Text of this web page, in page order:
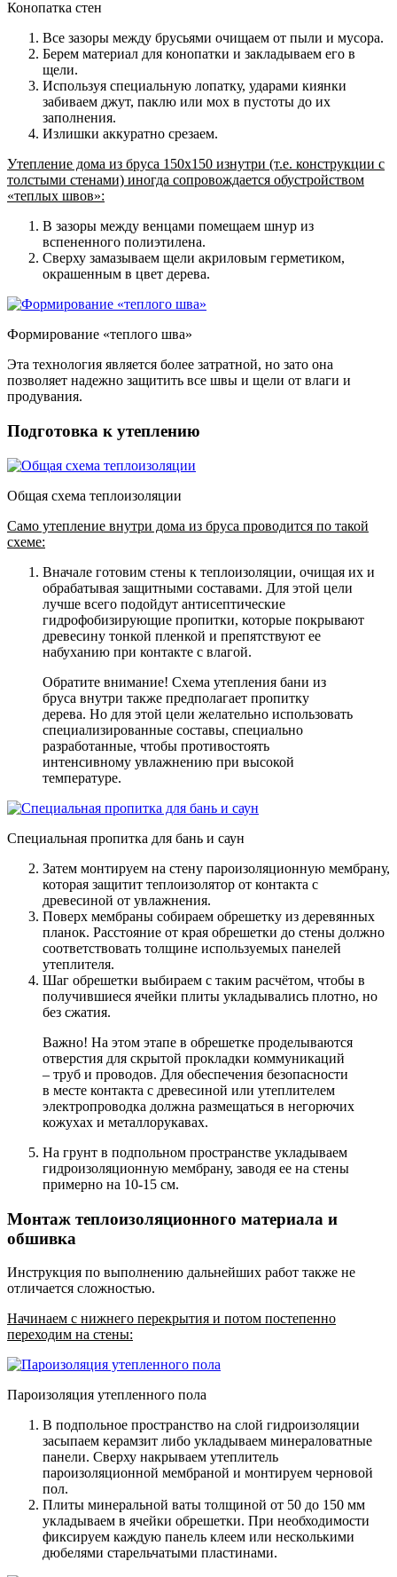
Конопатка стен
Все зазоры между брусьями очищаем от пыли и мусора.
Берем материал для конопатки и закладываем его в
щели.
Используя специальную лопатку, ударами киянки
забиваем джут, паклю или мох в пустоты до их
заполнения.
Излишки аккуратно срезаем.
Утепление дома из бруса 150х150 изнутри (т.е. конструкции с
толстыми стенами) иногда сопровождается обустройством
«теплых швов»:
В зазоры между венцами помещаем шнур из
вспененного полиэтилена.
Сверху замазываем щели акриловым герметиком,
окрашенным в цвет дерева.
Формирование «теплого шва»
Эта технология является более затратной, но зато она
позволяет надежно защитить все швы и щели от влаги и
продувания.
Подготовка к утеплению
Общая схема теплоизоляции
Само утепление внутри дома из бруса проводится по такой
схеме:
Вначале готовим стены к теплоизоляции, очищая их и
обрабатывая защитными составами. Для этой цели
лучше всего подойдут антисептические
гидрофобизирующие пропитки, которые покрывают
древесину тонкой пленкой и препятствуют ее
набуханию при контакте с влагой.
Обратите внимание! Схема утепления бани из
бруса внутри также предполагает пропитку
дерева. Но для этой цели желательно использовать
специализированные составы, специально
разработанные, чтобы противостоять
интенсивному увлажнению при высокой
температуре.
Специальная пропитка для бань и саун
Затем монтируем на стену пароизоляционную мембрану,
которая защитит теплоизолятор от контакта с
древесиной от увлажнения.
Поверх мембраны собираем обрешетку из деревянных
планок. Расстояние от края обрешетки до стены должно
соответствовать толщине используемых панелей
утеплителя.
Шаг обрешетки выбираем с таким расчётом, чтобы в
получившиеся ячейки плиты укладывались плотно, но
без сжатия.
Важно! На этом этапе в обрешетке проделываются
отверстия для скрытой прокладки коммуникаций
– труб и проводов. Для обеспечения безопасности
в месте контакта с древесиной или утеплителем
электропроводка должна размещаться в негорючих
кожухах и металлорукавах.
На грунт в подпольном пространстве укладываем
гидроизоляционную мембрану, заводя ее на стены
примерно на 10-15 см.
Монтаж теплоизоляционного материала и
обшивка
Инструкция по выполнению дальнейших работ также не
отличается сложностью.
Начинаем с нижнего перекрытия и потом постепенно
переходим на стены:
Пароизоляция утепленного пола
В подпольное пространство на слой гидроизоляции
засыпаем керамзит либо укладываем минераловатные
панели. Сверху накрываем утеплитель
пароизоляционной мембраной и монтируем черновой
пол.
Плиты минеральной ваты толщиной от 50 до 150 мм
укладываем в ячейки обрешетки. При необходимости
фиксируем каждую панель клеем или несколькими
дюбелями старельчатыми пластинами.